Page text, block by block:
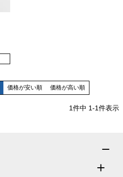
価格が安い順 価格が高い順
1件中 1-1件表示